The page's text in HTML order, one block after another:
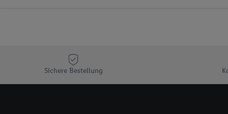
Sichere Bestellung
Sofern Sie hier Ihre
Plus-Konto einloggen,
zu erstellen (die
können, um Sie in
Hierzu wird von uns
Zudem erlauben Sie